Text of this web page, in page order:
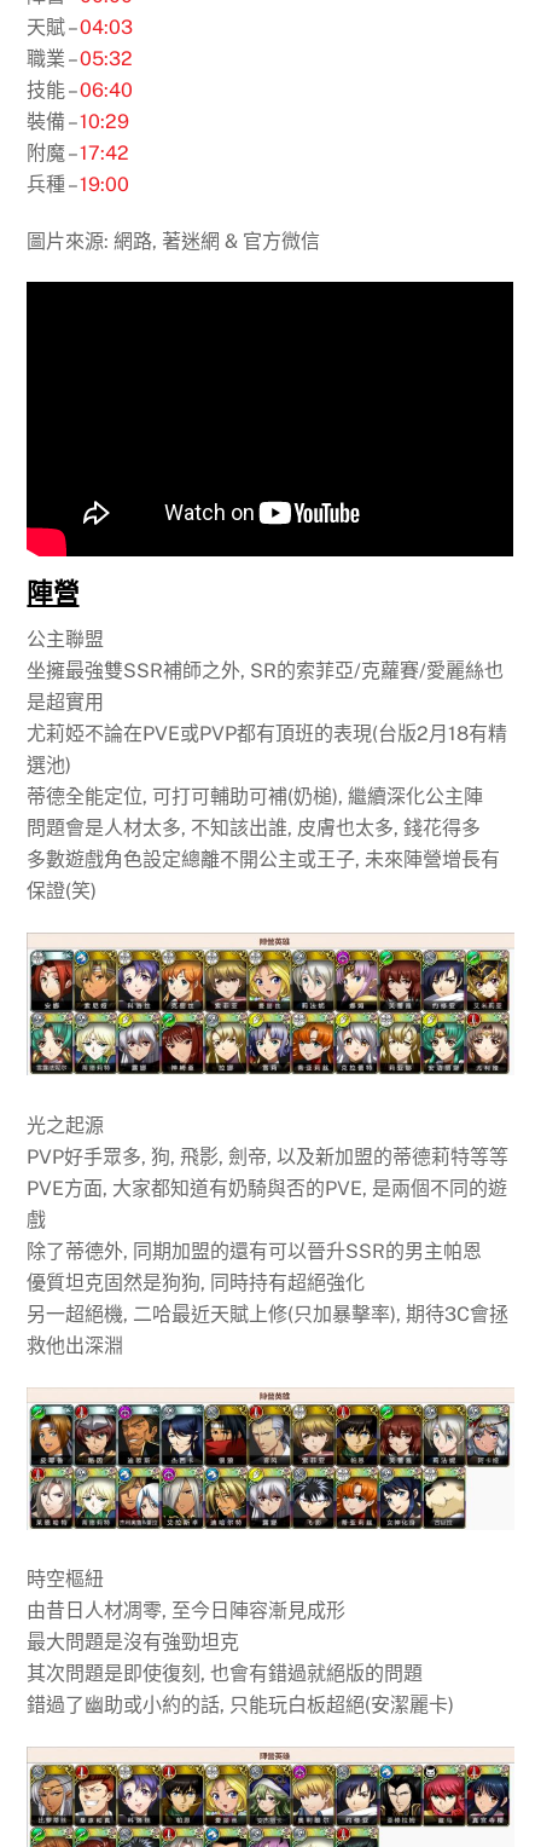
天賦 –04:03
職業 –05:32
技能 –06:40
裝備 –10:29
附魔 –17:42
兵種 –19:00
圖片來源: 網路, 著迷網 & 官方微信
陣營
公主聯盟
坐擁最強雙SSR補師之外, SR的索菲亞/克蘿賽/愛麗絲也
是超實用
尤莉婭不論在PVE或PVP都有頂班的表現(台版2月18有精
選池)
蒂德全能定位, 可打可輔助可補(奶槌), 繼續深化公主陣
問題會是人材太多, 不知該出誰, 皮膚也太多, 錢花得多
多數遊戲角色設定總離不開公主或王子, 未來陣營增長有
保證(笑)
光之起源
PVP好手眾多, 狗, 飛影, 劍帝, 以及新加盟的蒂德莉特等等
PVE方面, 大家都知道有奶騎與否的PVE, 是兩個不同的遊
戲
除了蒂德外, 同期加盟的還有可以晉升SSR的男主帕恩
優質坦克固然是狗狗, 同時持有超絕強化
另一超絕機, 二哈最近天賦上修(只加暴擊率), 期待3C會拯
救他出深淵
時空樞紐
由昔日人材凋零, 至今日陣容漸見成形
最大問題是沒有強勁坦克
其次問題是即使復刻, 也會有錯過就絕版的問題
錯過了幽助或小約的話, 只能玩白板超絕(安潔麗卡)